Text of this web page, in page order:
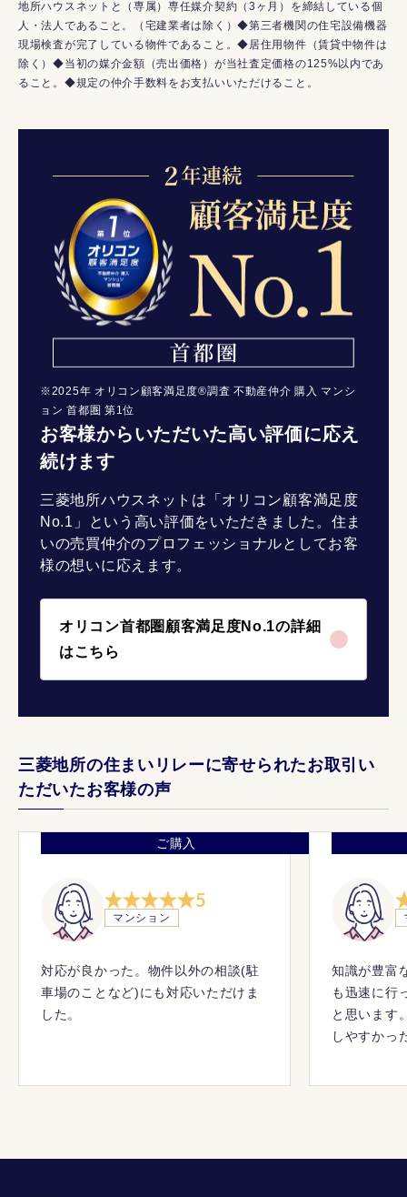
地所ハウスネットと（専属）専任媒介契約（3ヶ月）を締結している個
人・法人であること。（宅建業者は除く）◆第三者機関の住宅設備機器
現場検査が完了している物件であること。◆居住用物件（賃貸中物件は
除く）◆当初の媒介金額（売出価格）が当社査定価格の125%以内であ
ること。◆規定の仲介手数料をお支払いいただけること。
お客様からいただいた高い評価に応え
続けます
三菱地所ハウスネットは「オリコン顧客満足度
No.1」という高い評価をいただきました。住ま
いの売買仲介のプロフェッショナルとしてお客
様の想いに応えます。
オリコン首都圏顧客満足度No.1の詳細
はこちら
※2025年 オリコン顧客満足度®調査 不動産仲介 購入 マンシ
ョン 首都圏 第1位
三菱地所の住まいリレーに寄せられたお取引い
ただいたお客様の声
ご購入
5
マンション
対応が良かった。物件以外の相談(駐
車場のことなど)にも対応いただけま
した。
知識が豊富
も迅速に行
と思います
しやすかっ